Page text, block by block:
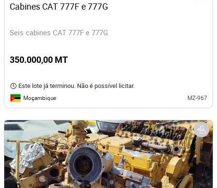
Cabines CAT 777F e 777G
Seis cabines CAT 777F e 777G
350.000,00 MT
Este lote já terminou. Não é possível licitar.
Moçambique MZ-967